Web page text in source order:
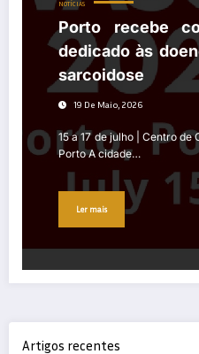
NOTÍCIAS
Porto recebe
dedicado às
sarcoidose
19 De Maio, 2026
15 a 17 de julho | Centro de
Porto A cidade…
Ler mais
Artigos recentes